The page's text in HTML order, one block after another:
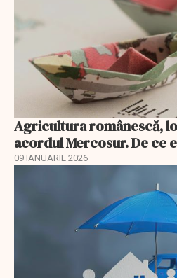
Agricultura românescă,
acordul Mercosur. De ce
09 IANUARIE 2026